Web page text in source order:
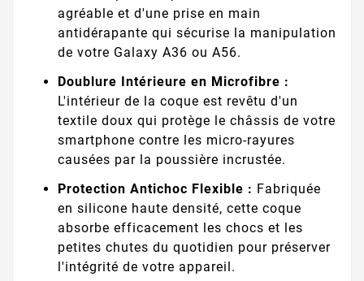
agréable et d'une prise en main
antidérapante qui sécurise la manipulation
de votre Galaxy A36 ou A56.
Doublure Intérieure en Microfibre :
L'intérieur de la coque est revêtu d'un
textile doux qui protège le châssis de votre
smartphone contre les micro-rayures
causées par la poussière incrustée.
Protection Antichoc Flexible : Fabriquée
en silicone haute densité, cette coque
absorbe efficacement les chocs et les
petites chutes du quotidien pour préserver
l'intégrité de votre appareil.